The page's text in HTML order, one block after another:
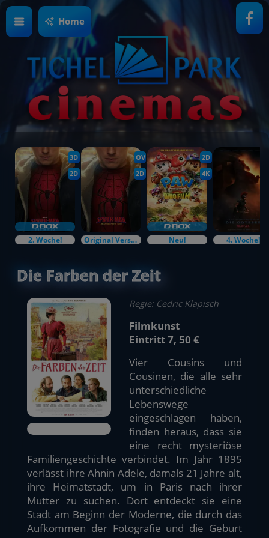
Home
3D
2D
2. Woche!
OV
2D
Original Versions
2D
4K
Neu! 4. Woche!
Die Farben der Zeit
Regie: Cedric Klapisch
Filmkunst
Eintritt 7, 50 €
Vier Cousins und
Cousinen, die alle sehr
unterschiedliche
Lebenswege
eingeschlagen haben,
finden heraus, dass sie
eine recht mysteriöse
Familiengeschichte verbindet. Im Jahr 1895
verlässt ihre Ahnin Adele, damals 21 Jahre alt,
ihre Heimatstadt, um in Paris nach ihrer
Mutter zu suchen. Dort entdeckt sie eine
Stadt am Beginn der Moderne, die durch das
Aufkommen der Fotografie und die Geburt